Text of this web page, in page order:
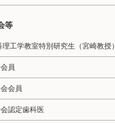
等
工学教室特別研究生（宮崎教授）
員
会員
認定歯科医